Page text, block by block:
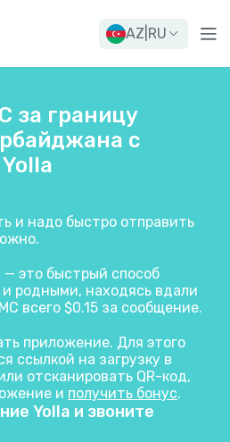
AZ RU
за границу
с
Yolla и звоните
и надо быстро отправить
— это быстрый способ
родными, находясь вдали
всего $0.15 за сообщение.
приложение. Для этого
ссылкой на загрузку в
отсканировать QR-код,
и получить бонус.